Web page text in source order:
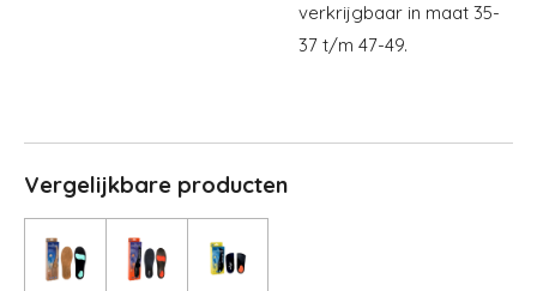
verkrijgbaar in maat 35-
37 t/m 47-49.
Vergelijkbare producten